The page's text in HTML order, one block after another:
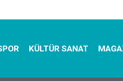
KÜLTÜR SANAT